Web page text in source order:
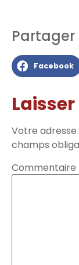
Partager
Facebook
Votre
champs
Commentaire